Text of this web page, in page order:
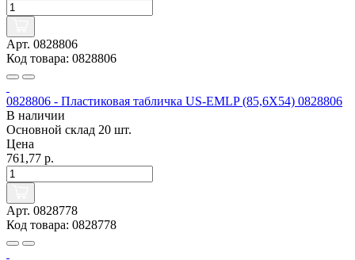
Арт. 0828806
Код товара: 0828806
0828806 - Пластиковая табличка US-EMLP (85,6X54) 0828806
В наличии
Основной склад 20 шт.
Цена
761,77 р.
Арт. 0828778
Код товара: 0828778